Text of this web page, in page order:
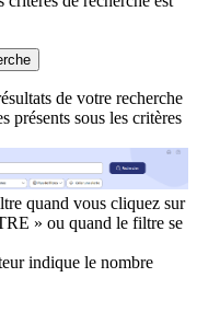
de votre recherche
présents sous les critères
quand vous cliquez sur
» ou quand le filtre se
indique le nombre